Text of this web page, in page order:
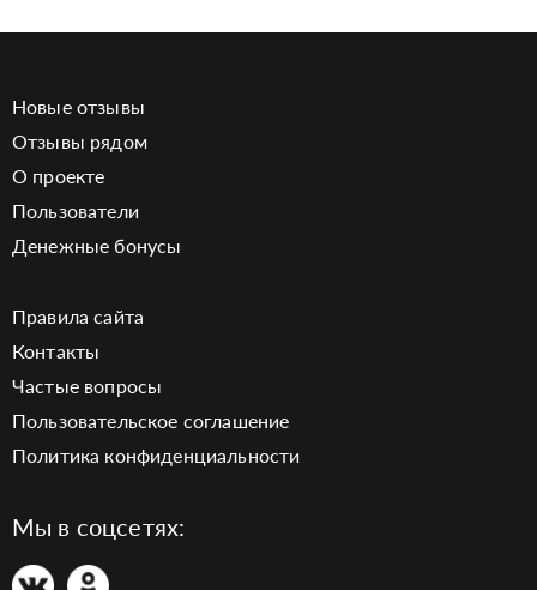
Новые отзывы
Отзывы рядом
О проекте
Пользователи
Денежные бонусы
Правила сайта
Контакты
Частые вопросы
Пользовательское соглашение
Политика конфиденциальности
Мы в соцсетях: